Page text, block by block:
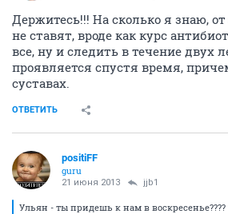
Держитесь!!! На сколько я знаю,
не ставят, вроде как курс
все, ну и следить в течение двух
проявляется спустя время,
суставах.
ОТВЕТИТЬ
positiFF
guru
21 июня 2013 jjb1
Ульян - ты придешь к нам в воскресенье????